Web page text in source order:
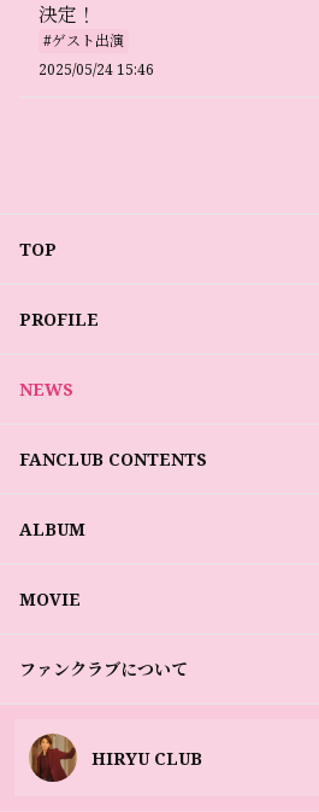
決定！
#ゲスト出演
2025/05/24 15:46
TOP
PROFILE
NEWS
FANCLUB CONTENTS
ALBUM
MOVIE
ファンクラブについて
HIRYU CLUB